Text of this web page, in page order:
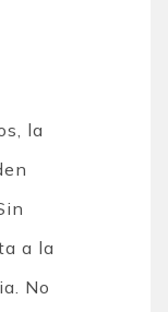
la
a la
No